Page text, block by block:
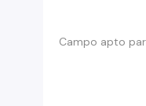
Campo apto